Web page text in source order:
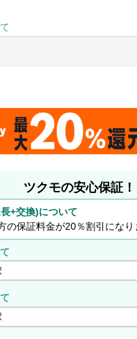
ツクモの安心保証！
+交換)について
の保証料金が20％割引になり